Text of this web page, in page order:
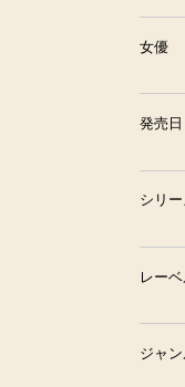
女優
発売日
シリ
レー
ジャ